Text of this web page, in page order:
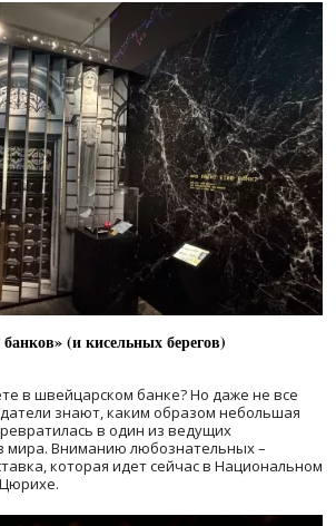
(и кисельных берегов)
в швейцарском банке? Но даже не все
знают, каким образом небольшая
в один из ведущих
мира. Вниманию любознательных –
которая идет сейчас в Национальном